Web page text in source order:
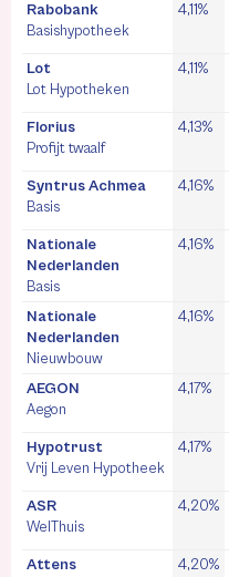
Rabobank
Basishypotheek
4,11%
Lot
Lot Hypotheken
4,11%
Florius
Profijt twaalf
4,13%
Syntrus Achmea
Basis
4,16%
Nationale
Nederlanden
Basis
4,16%
Nationale
Nederlanden
Nieuwbouw
4,16%
AEGON
Aegon
4,17%
Hypotrust
Vrij Leven Hypotheek
4,17%
ASR
WelThuis
4,20%
Attens 4,20%